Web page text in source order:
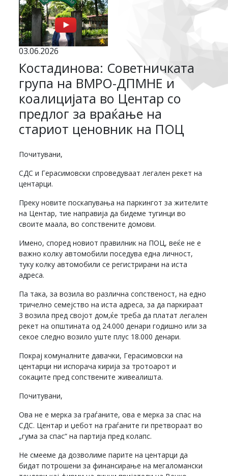
03.06.2026
Костадинова: Советничката
група на ВМРО-ДПМНЕ и
коалицијата во Центар со
предлог за враќање на
стариот ценовник на ПОЦ
Почитувани,
СДС и Герасимовски спроведуваат легален рекет на
центарци.
Преку новите поскапувања на паркингот за жителите
на Центар, тие направија да бидеме тугинци во
своите маала, во сопствените домови.
Имено, според новиот правилник на ПОЦ, веќе не е
важно колку автомобили поседува една личност,
туку колку автомобили се регистрирани на иста
адреса.
Па така, за возила во различна сопственост, на едно
тричелно семејство на иста адреса, за да паркираат
3 возила пред својот дом,ќе треба да платат легален
рекет на општината од 24.000 денари годишно или за
секое следно возило уште плус 18.000 денари.
Покрај комуналните давачки, Герасимовски на
центарци ни испорача кирија за тротоарот и
сокаците пред сопствените живеалишта.
Почитувани,
Ова не е мерка за граѓаните, ова е мерка за спас на
СДС. Центар и џебот на граѓаните ги претвораат во
„гума за спас“ на партија пред колапс.
Не смееме да дозволиме парите на центарци да
бидат потрошени за финансирање на мегаломански